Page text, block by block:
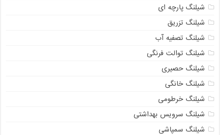
شیلنگ پارچه ای
شیلنگ تزریق
شیلنگ تصفیه آب
شیلنگ توالت فرنگی
شیلنگ حصیری
شیلنگ خانگی
شیلنگ خرطومی
شیلنگ سرویس بهداشتی
شیلنگ سمپاشی